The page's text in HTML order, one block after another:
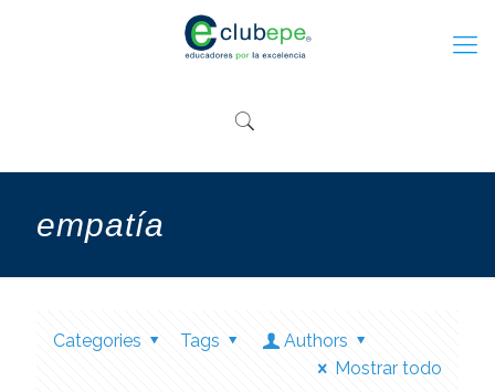
empatía
Categories Tags
Authors
Mostrar todo